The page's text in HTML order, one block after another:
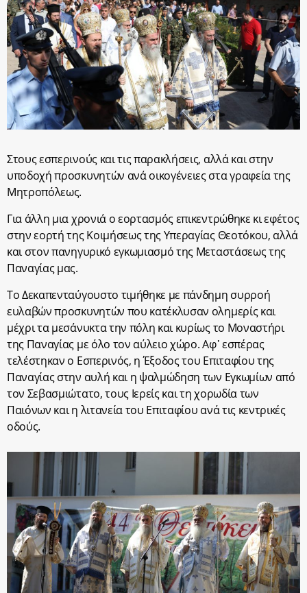
Στους εσπερινούς και τις παρακλήσεις, αλλά και στην
υποδοχή προσκυνητών ανά οικογένειες στα γραφεία της
Μητροπόλεως.
Για άλλη μια χρονιά ο εορτασμός επικεντρώθηκε κι εφέτος
στην εορτή της Κοιμήσεως της Υπεραγίας Θεοτόκου, αλλά
και στον πανηγυρικό εγκωμιασμό της Μεταστάσεως της
Παναγίας μας.
Το Δεκαπενταύγουστο τιμήθηκε με πάνδημη συρροή
ευλαβών προσκυνητών που κατέκλυσαν ολημερίς και
μέχρι τα μεσάνυκτα την πόλη και κυρίως το Μοναστήρι
της Παναγίας με όλο τον αύλειο χώρο. Αφ᾽ εσπέρας
τελέστηκαν ο Εσπερινός, η Έξοδος του Επιταφίου της
Παναγίας στην αυλή και η ψαλμώδηση των Εγκωμίων από
τον Σεβασμιώτατο, τους Ιερείς και τη χορωδία των
Παιόνων και η λιτανεία του Επιταφίου ανά τις κεντρικές
οδούς.